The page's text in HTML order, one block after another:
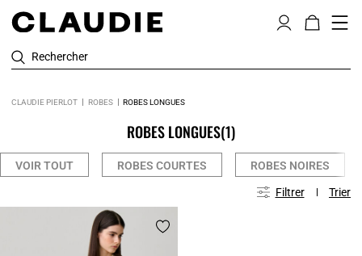
Rechercher
CLAUDIE PIERLOT ROBES ROBES LONGUES
ROBES LONGUES(1)
VOIR TOUT ROBES COURTES ROBES NOIRES
Filtrer Trier